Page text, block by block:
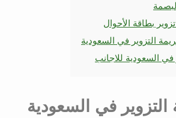
بطاقة الأحوال
التزوير في السعودية
في السعودية للاجانب
في السعودية